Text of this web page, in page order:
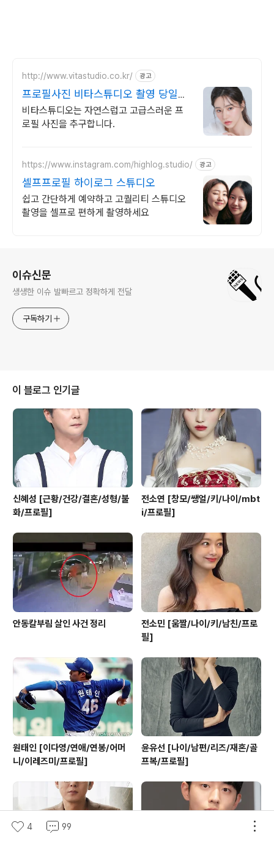
http://www.vitastudio.co.kr/ 광고
프로필사진 비타스튜디오 촬영 당일
1:1 사진수정
비타스튜디오는 자연스럽고 고급스러운 프
로필 사진을 추구합니다.
https://www.instagram.com/highlog.studio/ 광고
셀프프로필 하이로그 스튜디오
쉽고 간단하게 예약하고 고퀄리티 스튜디오
촬영을 셀프로 편하게 촬영하세요
이슈신문
생생한 이슈 발빠르고 정확하게 전달
구독하기
이 블로그 인기글
신혜성 [근황/건강/결혼/성형/불
화/프로필]
전소연 [창모/쌩얼/키/나이/mbt
i/프로필]
안동칼부림 살인 사건 정리
전소민 [움짤/나이/키/남친/프로
필]
원태인 [이다영/연애/연봉/어머
니/이레즈미/프로필]
윤유선 [나이/남편/리즈/재혼/골
프복/프로필]
4 99